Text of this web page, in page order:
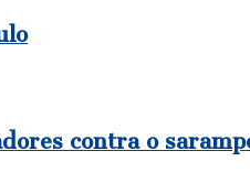
contra o